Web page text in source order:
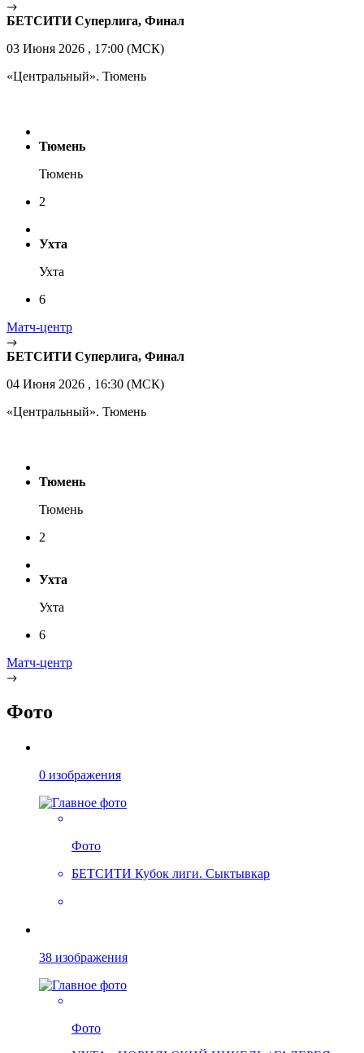
БЕТСИТИ Суперлига, Финал
03 Июня 2026 , 17:00 (МСК)
«Центральный». Тюмень
Тюмень
Тюмень
2
Ухта
Ухта
6
Матч-центр
БЕТСИТИ Суперлига, Финал
04 Июня 2026 , 16:30 (МСК)
«Центральный». Тюмень
Тюмень
Тюмень
2
Ухта
Ухта
6
Матч-центр
Фото
0 изображения
Фото
БЕТСИТИ Кубок лиги. Сыктывкар
38 изображения
Фото